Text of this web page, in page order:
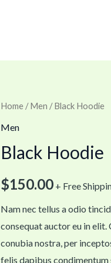
Home /Men / Black Hoodie
Men
Black Hoodie
$150.00 + Free
Nam nec tellus a odio
consequat auctor eu in
conubia nostra, per
felis dapibus condimentum
Black
Hoodie